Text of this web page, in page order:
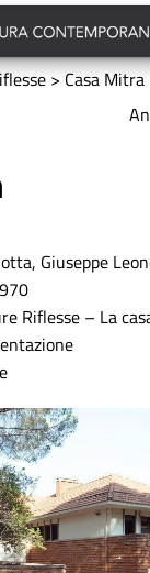
>Casa Mitra
Giuseppe
Riflesse – La